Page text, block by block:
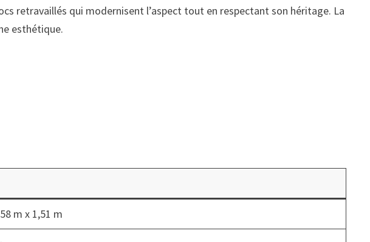
retravaillés qui modernisent l’aspect tout en respectant son héritage. La
esthétique.
m x 1,51 m